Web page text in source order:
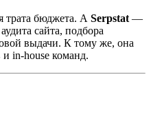
трата бюджета. А Serpstat—
сайта, подбора
выдачи. К тому же, она
и in-house команд.